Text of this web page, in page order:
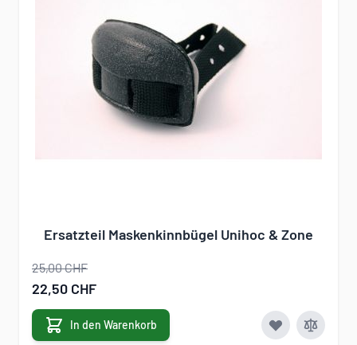
Ersatzteil Maskenkinnbügel Unihoc & Zone
25,00 CHF
Sonderangebot
22,50 CHF
In den Warenkorb